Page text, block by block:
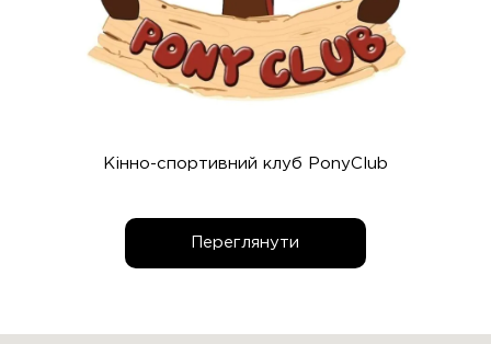
Кінно-спортивний клуб PonyClub
Переглянути